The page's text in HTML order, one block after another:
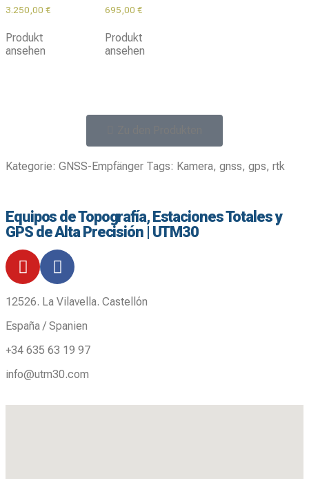
3.250,00 €
Produkt
ansehen
695,00 €
Produkt
ansehen
Kategorie: GNSS-Empfänger Tags: Kamera, gnss, gps, rtk
Equipos de Topografía, Estaciones Totales y
GPS de Alta Precisión | UTM30
12526. La Vilavella. Castellón
España / Spanien
+34 635 63 19 97
info@utm30.com